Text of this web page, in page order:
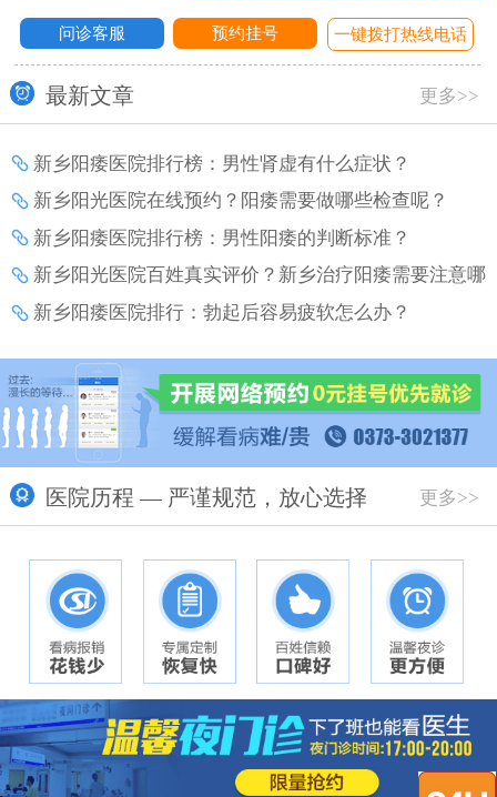
问诊客服 预约挂号 一键拨打热线电话
最新文章 更多>>
新乡阳痿医院排行榜：男性肾虚有什么症状？
新乡阳光医院在线预约？阳痿需要做哪些检查呢？
新乡阳痿医院排行榜：男性阳痿的判断标准？
新乡阳光医院百姓真实评价？新乡治疗阳痿需要注意哪
些事项？
新乡阳痿医院排行：勃起后容易疲软怎么办？
医院历程 — 严谨规范，放心选择 更多>>